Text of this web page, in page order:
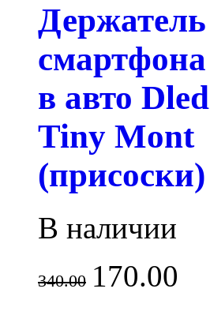
Держатель
смартфона
в авто Dled
Tiny Mont
(присоски)
В наличии
340.00 170.00